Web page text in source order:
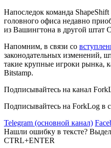
Напоследок команда
головного офиса недавно
из Вашингтона в другой
Напомним, в связи со
законодательных изменений,
такие крупные игроки рынка,
Bitstamp.
Подписывайтесь на канал
Подписывайтесь на ForkLog в
Telegram (основной канал)
Нашли ошибку в тексте?
CTRL+ENTER